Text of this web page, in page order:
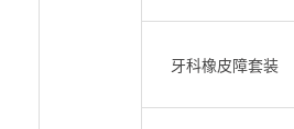
牙科橡皮障套装